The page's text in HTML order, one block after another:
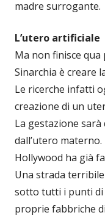
madre surrogante.
L’utero artificiale
Ma non finisce
Sinarchia è creare
Le ricerche infatti
creazione di un
La gestazione
dall’utero materno.
Hollywood ha già
Una strada
sotto tutti i punti di
proprie fabbriche